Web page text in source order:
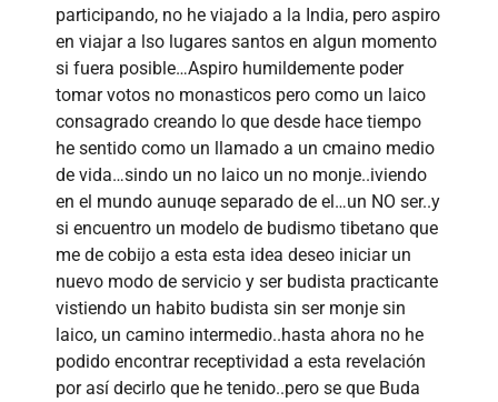
participando, no he viajado a la India, pero aspiro
en viajar a lso lugares santos en algun momento
si fuera posible…Aspiro humildemente poder
tomar votos no monasticos pero como un laico
consagrado creando lo que desde hace tiempo
he sentido como un llamado a un cmaino medio
de vida…sindo un no laico un no monje..iviendo
en el mundo aunuqe separado de el…un NO ser..y
si encuentro un modelo de budismo tibetano que
me de cobijo a esta esta idea deseo iniciar un
nuevo modo de servicio y ser budista practicante
vistiendo un habito budista sin ser monje sin
laico, un camino intermedio..hasta ahora no he
podido encontrar receptividad a esta revelación
por así decirlo que he tenido..pero se que Buda